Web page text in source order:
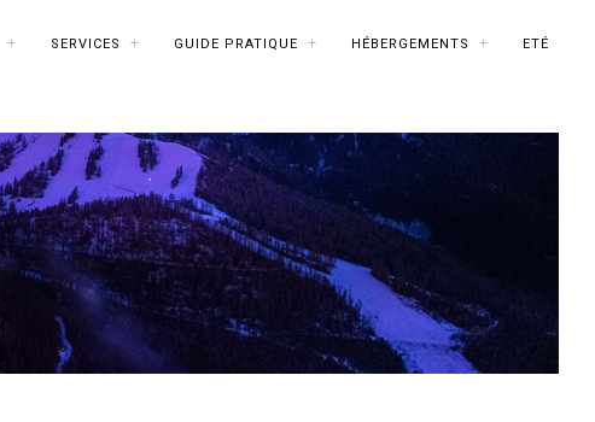
SERVICES GUIDE PRATIQUE HÉBERGEMENTS ETÉ